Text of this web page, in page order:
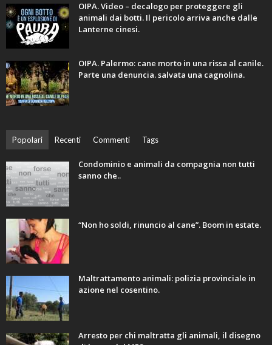
OIPA. Video – decalogo per proteggere gli
animali dai botti. Il pericolo arriva anche dalle
Lanterne cinesi.
OIPA. Palermo: cane morto in una rissa al canile.
Parte una denuncia. salvata una cagnolina.
Popolari Recenti Commenti Tags
Condominio e animali da compagnia non tutti
sanno che..
“Non ho soldi, rinuncio al cane”. Boom in estate.
Maltrattamento animali: polizia provinciale in
azione nel cosentino.
Arresto per chi maltratta gli animali, il disegno